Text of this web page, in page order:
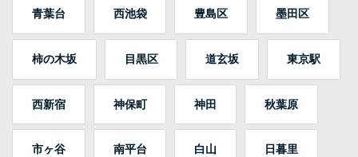
青葉台 西池袋 豊島区 墨田区
柿の木坂 目黒区 道玄坂 東京駅
西新宿 神保町 神田 秋葉原
市ヶ谷 南平台 白山 日暮里